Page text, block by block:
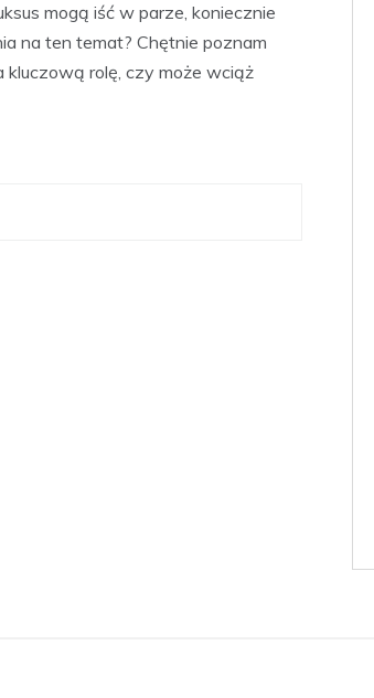
mogą iść w parze, koniecznie
na ten temat? Chętnie poznam
kluczową rolę, czy może wciąż